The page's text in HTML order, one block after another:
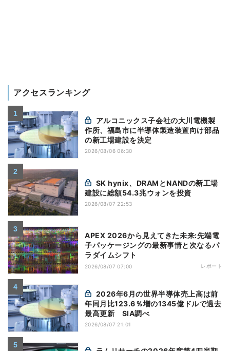
アクセスランキング
作所、福島市に半導体製造装置向け部品
の新工場建設を決定
2026/08/06 06:30
建設に総額54.3兆ウォンを投資
2026/08/07 22:53
APEX 2026から見えてきた未来:先端電
子パッケージングの最新事情と次なるパ
ラダイムシフト
2026/08/07 07:00 レポート
年同月比123.6％増の1345億ドルで過去
最高更新 SIA調べ
2026/08/07 21:01